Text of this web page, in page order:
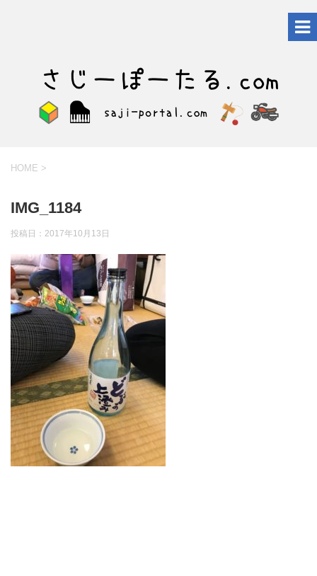
HOME >
IMG_1184
投稿日： 2017年10月13日